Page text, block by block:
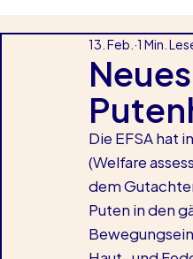
13. Feb. 1 Min.
Die EFSA hat
(Welfare
dem
Puten in den